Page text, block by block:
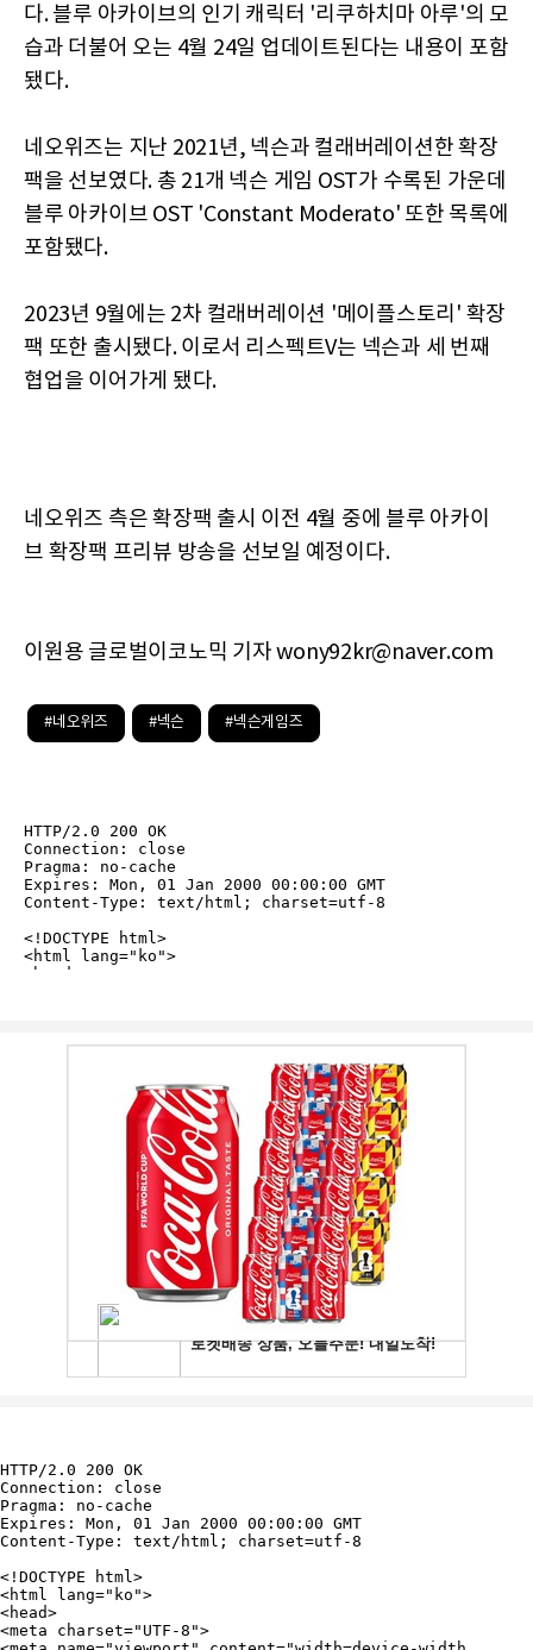
다. 블루 아카이브의 인기 캐릭터 '리쿠하치마 아루'의 모
습과 더불어 오는 4월 24일 업데이트된다는 내용이 포함
됐다.
네오위즈는 지난 2021년, 넥슨과 컬래버레이션한 확장
팩을 선보였다. 총 21개 넥슨 게임 OST가 수록된 가운데
블루 아카이브 OST 'Constant Moderato' 또한 목록에
포함됐다.
2023년 9월에는 2차 컬래버레이션 '메이플스토리' 확장
팩 또한 출시됐다. 이로서 리스펙트V는 넥슨과 세 번째
협업을 이어가게 됐다.
네오위즈 측은 확장팩 출시 이전 4월 중에 블루 아카이
브 확장팩 프리뷰 방송을 선보일 예정이다.
이원용 글로벌이코노믹 기자 wony92kr@naver.com
#네오위즈 #넥슨 #넥슨게임즈